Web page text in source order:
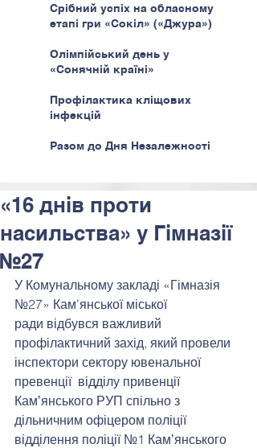
Срібний успіх на обласному
етапі гри «Сокіл» («Джура»)
Олімпійський день у
«Сонячній країні»
Профілактика кліщових
інфекцій
Разом до Дня Незалежності
«16 днів проти
насильства» у Гімназії
№27
У Комунальному закладі «Гімназія
№27» Кам’янської міської
ради відбувся важливий
профілактичний захід, який провели
інспектори сектору ювенальної
превенції  відділу привенції
Камʼянського РУП спільно з
дільничним офіцером поліції
відділення поліції №1 Камʼянського